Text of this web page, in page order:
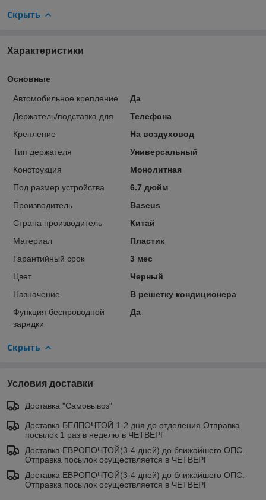
Скрыть
Характеристики
Основные
Автомобильное крепление
Да
Держатель/подставка для
Телефона
Крепление
На воздуховод
Тип держателя
Универсальный
Конструкция
Монолитная
Под размер устройства
6.7 дюйм
Производитель
Baseus
Страна производитель
Китай
Материал
Пластик
Гарантийный срок
3 мес
Цвет
Черный
Назначение
В решетку кондиционера
Функция беспроводной
зарядки
Да
Скрыть
Условия доставки
Доставка "Самовывоз"
Доставка БЕЛПОЧТОЙ 1-2 дня до отделения.Отправка
посылок 1 раз в неделю в ЧЕТВЕРГ
Доставка ЕВРОПОЧТОЙ(3-4 дней) до ближайшего ОПС.
Отправка посылок осуществляется в ЧЕТВЕРГ
Доставка ЕВРОПОЧТОЙ(3-4 дней) до ближайшего ОПС.
Отправка посылок осуществляется в ЧЕТВЕРГ